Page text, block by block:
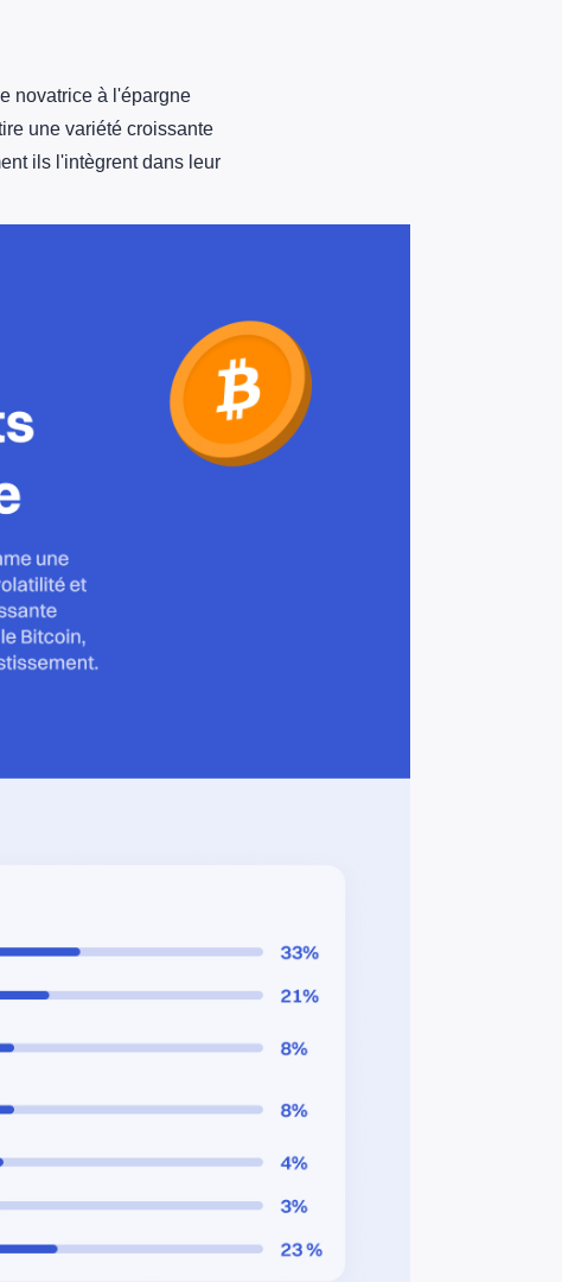
novatrice à l'épargne
une variété croissante
ils l'intègrent dans leur